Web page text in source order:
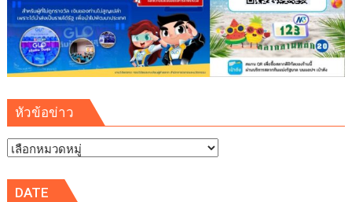
แวดล้อม
ปลอดภัย
ยั่งยืน
หัวข้อข่าว
หัวข้อ
DATE